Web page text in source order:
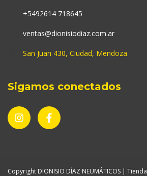
+5492614 718645
ventas@dionisiodiaz.com.ar
San Juan 430, Ciudad, Mendoza
Sigamos conectados
Copyright DIONISIO DÍAZ NEUMÁTICOS |